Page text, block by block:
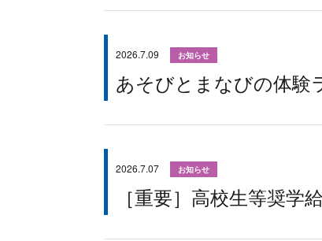
2026.7.09 お知らせ
あそびとまなびの体
2026.7.07 お知らせ
［重要］高校生等奨学